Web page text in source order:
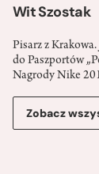
Wit Szostak
Pisarz z
do Paszportów
Nagrody Nike
Zobacz